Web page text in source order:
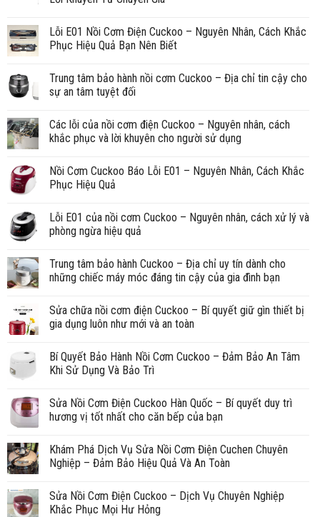
Lỗi E01 Nồi Cơm Điện Cuckoo – Nguyên Nhân, Cách Khắc
Phục Hiệu Quả Bạn Nên Biết
Trung tâm bảo hành nồi cơm Cuckoo – Địa chỉ tin cậy cho
sự an tâm tuyệt đối
Các lỗi của nồi cơm điện Cuckoo – Nguyên nhân, cách
khắc phục và lời khuyên cho người sử dụng
Nồi Cơm Cuckoo Báo Lỗi E01 – Nguyên Nhân, Cách Khắc
Phục Hiệu Quả
Lỗi E01 của nồi cơm Cuckoo – Nguyên nhân, cách xử lý và
phòng ngừa hiệu quả
Trung tâm bảo hành Cuckoo – Địa chỉ uy tín dành cho
những chiếc máy móc đáng tin cậy của gia đình bạn
Sửa chữa nồi cơm điện Cuckoo – Bí quyết giữ gìn thiết bị
gia dụng luôn như mới và an toàn
Bí Quyết Bảo Hành Nồi Cơm Cuckoo – Đảm Bảo An Tâm
Khi Sử Dụng Và Bảo Trì
Sửa Nồi Cơm Điện Cuckoo Hàn Quốc – Bí quyết duy trì
hương vị tốt nhất cho căn bếp của bạn
Khám Phá Dịch Vụ Sửa Nồi Cơm Điện Cuchen Chuyên
Nghiệp – Đảm Bảo Hiệu Quả Và An Toàn
Sửa Nồi Cơm Điện Cuckoo – Dịch Vụ Chuyên Nghiệp
Khắc Phục Mọi Hư Hỏng